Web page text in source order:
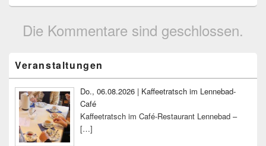
Die Kommentare sind geschlossen.
Seitenleisten-
Widgetbereich
Veranstaltungen
Do., 06.08.2026 | Kaffeetratsch im Lennebad-
Café
Kaffeetratsch im Café-Restaurant Lennebad –
[…]